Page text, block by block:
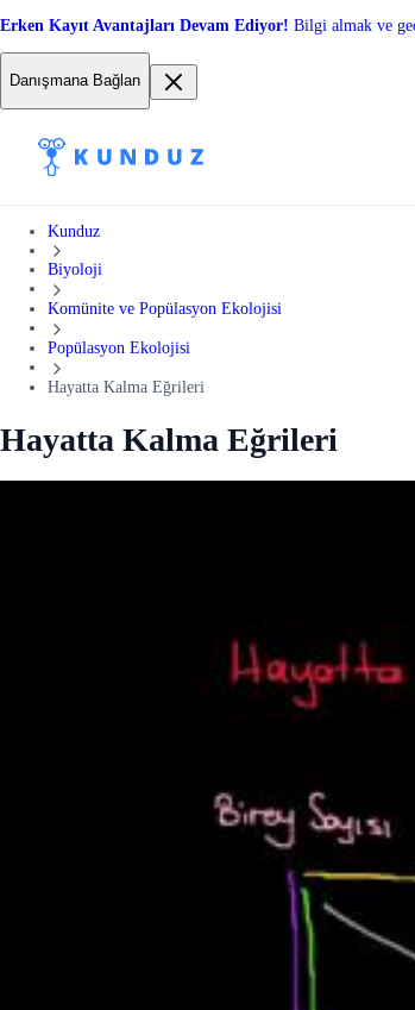
Erken Kayıt Avantajları Devam Ediyor! Bilgi almak ve
Danışmana Bağlan
Kunduz
Biyoloji
Komünite ve Popülasyon Ekolojisi
Popülasyon Ekolojisi
Hayatta Kalma Eğrileri
Hayatta Kalma Eğrileri